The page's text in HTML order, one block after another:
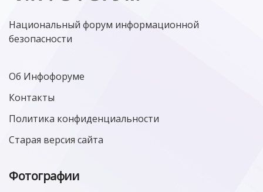
Национальный форум информационной
безопасности
Об Инфофоруме
Контакты
Политика конфиденциальности
Старая версия сайта
Фотографии